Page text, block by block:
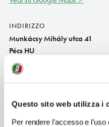
Questo sito web utilizza i
Per rendere l’accesso e
INDIRIZZO
Munkácsy Mihály utca 41
Pécs HU
SITO WEB
TELEFONO